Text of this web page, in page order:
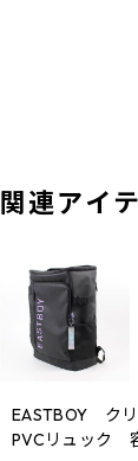
関連アイ
EASTBOY ク
PVCリュック